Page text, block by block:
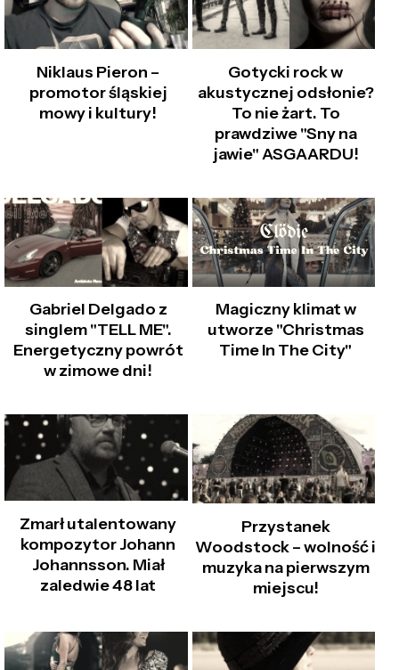
Niklaus Pieron –
promotor śląskiej
mowy i kultury!
Gotycki rock w
akustycznej odsłonie?
To nie żart. To
prawdziwe "Sny na
jawie" ASGAARDU!
Gabriel Delgado z
singlem "TELL ME".
Energetyczny powrót
w zimowe dni!
Magiczny klimat w
utworze "Christmas
Time In The City"
Zmarł utalentowany
kompozytor Johann
Johannsson. Miał
zaledwie 48 lat
Przystanek
Woodstock – wolność i
muzyka na pierwszym
miejscu!